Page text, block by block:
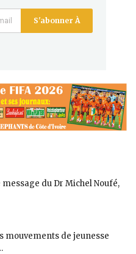
S'abonner À
message du Dr Michel Noufé,
mouvements de jeunesse